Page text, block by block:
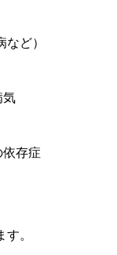
ど）
気
依存症
。